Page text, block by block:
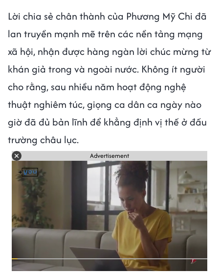
Lời chia sẻ chân thành của Phương Mỹ Chi đã
lan truyền mạnh mẽ trên các nền tảng mạng
xã hội, nhận được hàng ngàn lời chúc mừng từ
khán giả trong và ngoài nước. Không ít người
cho rằng, sau nhiều năm hoạt động nghệ
thuật nghiêm túc, giọng ca dân ca ngày nào
giờ đã đủ bản lĩnh để khẳng định vị thế ở đấu
trường châu lục.
Advertisement